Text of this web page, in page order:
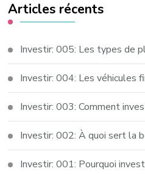
?
Articles récents
Investir: 005: Les types de
Investir: 004: Les véhicules
Investir: 003: Comment
Investir: 002: À quoi sert la
Investir: 001: Pourquoi